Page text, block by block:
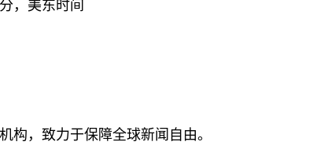
，美东时间
构，致力于保障全球新闻自由。